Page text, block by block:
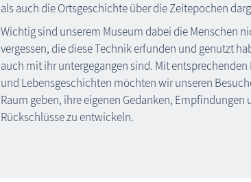
als auch die Ortsgeschichte über die Zeitepochen
Wichtig sind unserem Museum dabei die Menschen
vergessen, die diese Technik erfunden und genutzt
auch mit ihr untergegangen sind. Mit entsprechenden
und Lebensgeschichten möchten wir unseren
Raum geben, ihre eigenen Gedanken, Empfindungen
Rückschlüsse zu entwickeln.